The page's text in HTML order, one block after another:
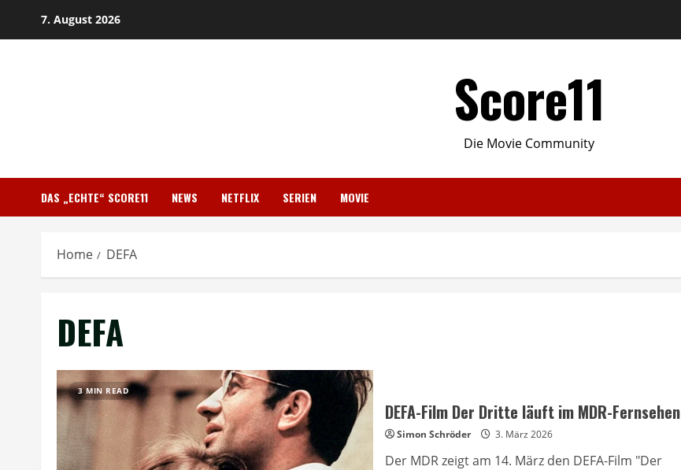
7. August 2026
Score11
Die Movie Community
DAS „ECHTE“ SCORE11 NEWS NETFLIX SERIEN MOVIE
Home DEFA
DEFA
3 MIN READ
DEFA-Film Der Dritte läuft im MDR-Fernsehen
Simon Schröder 3. März 2026
Der MDR zeigt am 14. März den DEFA-Film "Der